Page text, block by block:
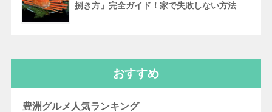
捌き方」完全ガイド！家で失敗しない方法
おすすめ
豊洲グルメ人気ランキング